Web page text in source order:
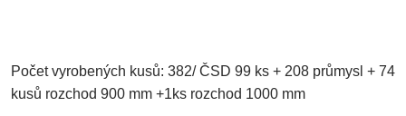
Počet vyrobených kusů: 382/ ČSD 99 ks + 208 průmysl + 74
kusů rozchod 900 mm +1ks rozchod 1000 mm